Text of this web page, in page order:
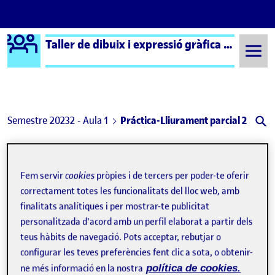
Saltar al contingut
Logo Ágora Taller de dibuix i expressió gràfica – Aula 1
Semestre 20232 - Aula 1 Práctica-Lliurament parcial 2
Navegació d'entrades
Anterior: Pràctica – Lliurament Parcial 1 Següent:
Publicat perPráctica-Lliurament parcial 2
Publicat per
Noel Garrido Bleda
Visibilitat:
Públic -Data de publicació
12 Juny 2024 -1 comentari a Práctica-Lliurament parcial 2
Fem servircookies pròpies i de tercers per poder-te oferir
correctament totes les funcionalitats del lloc web, amb
finalitats analítiques i per mostrar-te publicitat
personalitzada d'acord amb un perfil elaborat a partir dels
teus hàbits de navegació. Pots acceptar, rebutjar o
configurar les teves preferències fent clic a sota, o obtenir-
ne més informació en la nostra política de cookies.